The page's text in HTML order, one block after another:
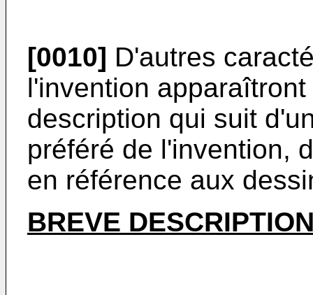
[0010] D'autres
l'invention
description qui suit
préféré de l'invention,
en référence aux
BREVE